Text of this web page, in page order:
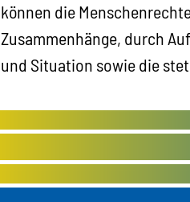
können die
Zusammenhänge, durch
und Situation sowie die